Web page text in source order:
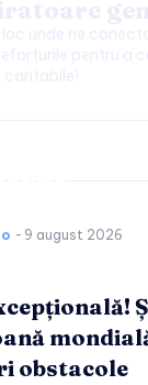
- 9 august 2026
obstacole